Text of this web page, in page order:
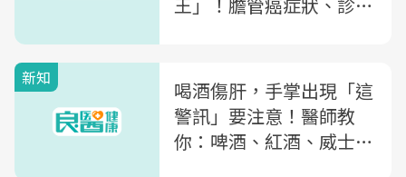
新知
喝酒傷肝，手掌出現「這
警訊」要注意！醫師教
你：啤酒、紅酒、威士忌